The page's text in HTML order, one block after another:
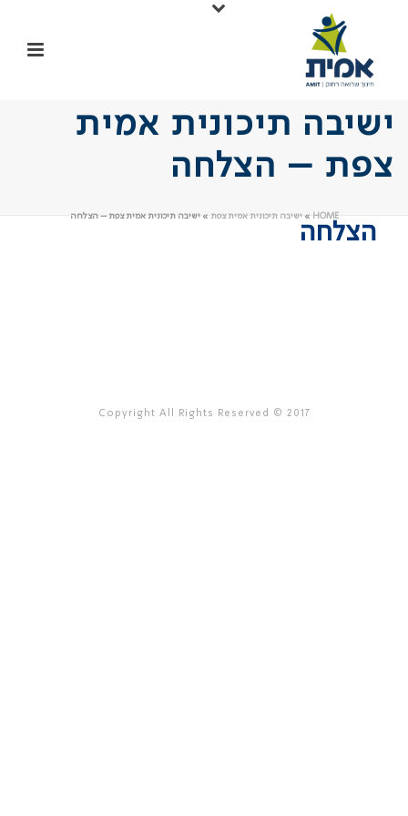
ישיבה תיכונית אמית
צפת – הצלחה
HOME
»ישיבה תיכונית אמית צפת »ישיבה תיכונית אמית צפת – הצלחה
הצלחה
Copyright All Rights Reserved © 2017